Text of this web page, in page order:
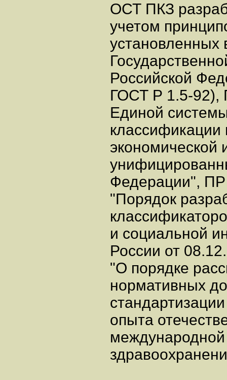
ОСТ ПКЗ
учетом
установленных
Российской
ГОСТ Р 1.5-92),
Единой
классификации
Федерации",
"Порядок
и социальной
России от
"О порядке
нормативных
опыта
международной